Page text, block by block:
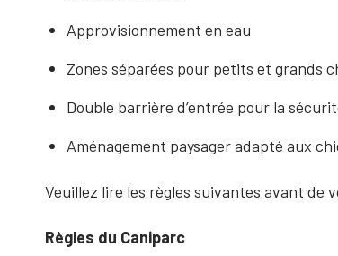
Approvisionnement en eau
Zones séparées pour petits et grands
Double barrière d’entrée pour la
Aménagement paysager adapté aux
Veuillez lire les règles suivantes avant de
Règles du Caniparc